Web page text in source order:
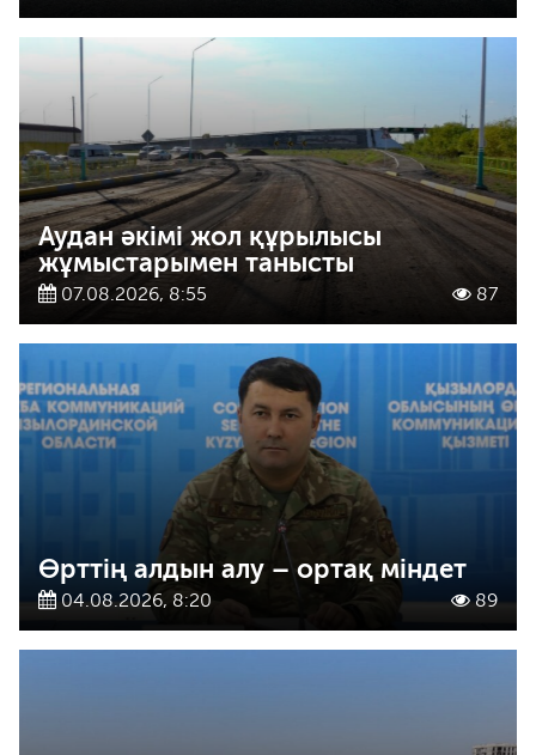
Аудан әкімі жол құрылысы
жұмыстарымен танысты
07.08.2026, 8:55 87
Өрттің алдын алу – ортақ міндет
04.08.2026, 8:20 89